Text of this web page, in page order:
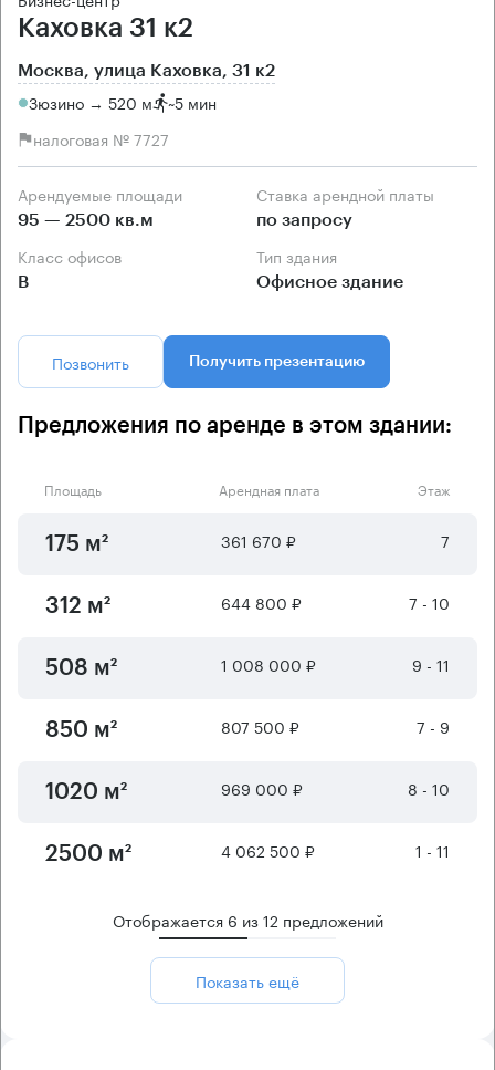
Каховка 31 к2
Москва, улица Каховка, 31 к2
Зюзино → 520 м ~5 мин
налоговая № 7727
Арендуемые площади
95 — 2500 кв.м
Ставка арендной платы
по запросу
Класс офисов
B
Тип здания
Офисное здание
Позвонить Получить презентацию
Предложения по аренде в этом здании:
Площадь Арендная плата Этаж
175 м² 361 670 ₽ 7
312 м² 644 800 ₽ 7 - 10
508 м² 1 008 000 ₽ 9 - 11
850 м² 807 500 ₽ 7 - 9
1020 м² 969 000 ₽ 8 - 10
2500 м² 4 062 500 ₽ 1 - 11
Отображается 6 из12 предложений
Показать ещё